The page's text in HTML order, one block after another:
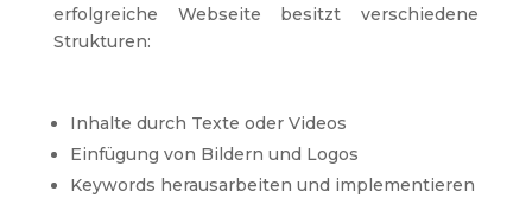
erfolgreiche Webseite besitzt verschiedene
Strukturen:
Inhalte durch Texte oder Videos
Einfügung von Bildern und Logos
Keywords herausarbeiten und implementieren